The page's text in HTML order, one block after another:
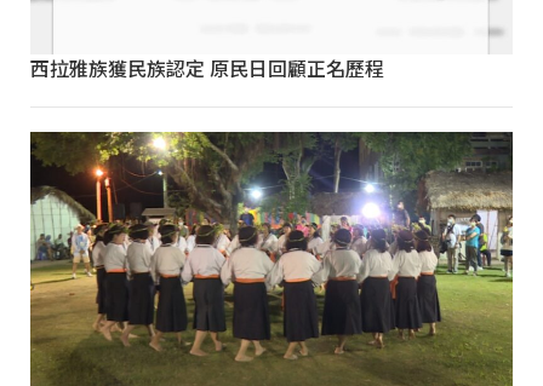
西拉雅族獲民族認定 原民日回顧正名歷程